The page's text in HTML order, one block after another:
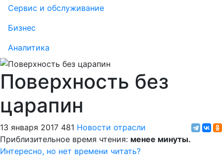
Сервис и обслуживание
Бизнес
Аналитика
Поверхность без
царапин
13 января 2017 481 Новости отрасли
Приблизительное время чтения: менее минуты.
Интересно, но нет времени читать?